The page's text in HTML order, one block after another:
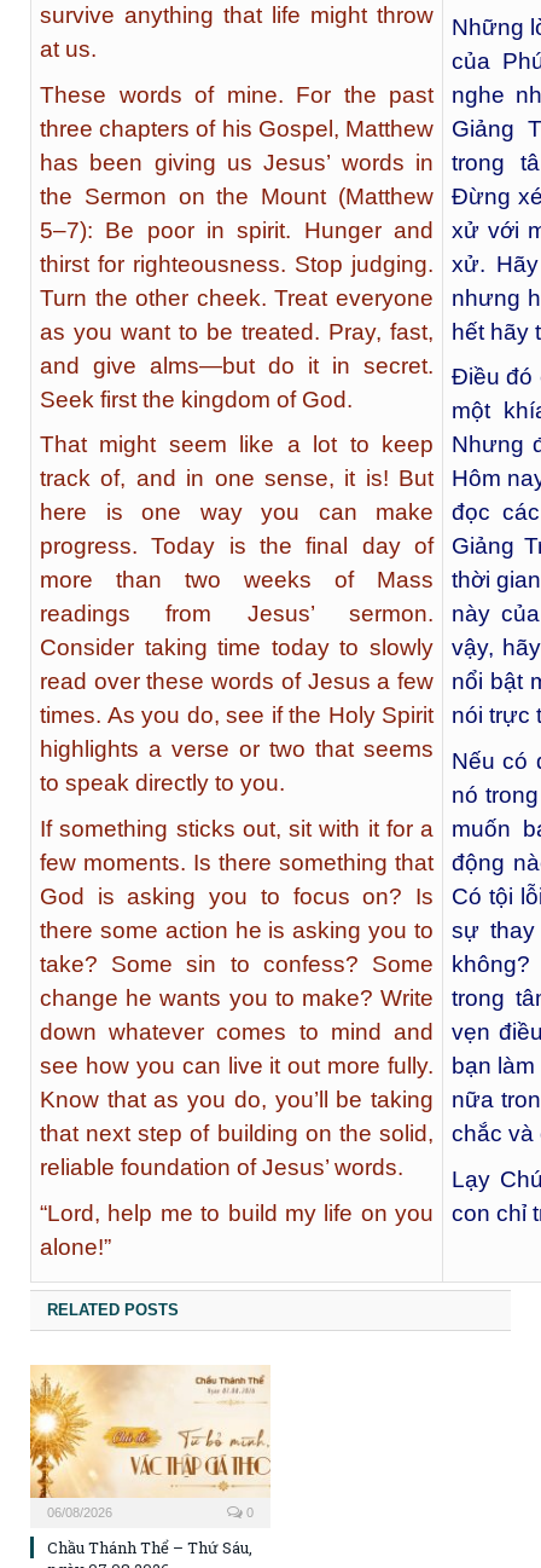
survive anything that life might throw
at us.
These words of mine. For the past
three chapters of his Gospel, Matthew
has been giving us Jesus’ words in
the Sermon on the Mount (Matthew
5–7): Be poor in spirit. Hunger and
thirst for righteousness. Stop judging.
Turn the other cheek. Treat everyone
as you want to be treated. Pray, fast,
and give alms—but do it in secret.
Seek first the kingdom of God.
That might seem like a lot to keep
track of, and in one sense, it is! But
here is one way you can make
progress. Today is the final day of
more than two weeks of Mass
readings from Jesus’ sermon.
Consider taking time today to slowly
read over these words of Jesus a few
times. As you do, see if the Holy Spirit
highlights a verse or two that seems
to speak directly to you.
If something sticks out, sit with it for a
few moments. Is there something that
God is asking you to focus on? Is
there some action he is asking you to
take? Some sin to confess? Some
change he wants you to make? Write
down whatever comes to mind and
see how you can live it out more fully.
Know that as you do, you’ll be taking
that next step of building on the solid,
reliable foundation of Jesus’ words.
“Lord, help me to build my life on you
alone!”
Những
của
nghe
Giảng
trong
Đừng
xử với
xử.
nhưng
hết hãy
Điều đó
một
Nhưng
Hôm
đọc
Giảng
thời
này
vậy,
nổi bật
nói trực
Nếu có
nó
muốn
động
Có tội
sự thay
trong
vẹn
bạn
nữa
chắc và
Lạy
con chỉ
RELATED POSTS
06/08/2026 0
Chầu Thánh Thể – Thứ Sáu,